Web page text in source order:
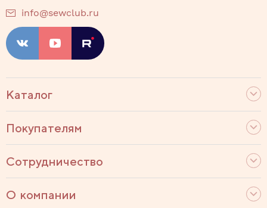
Каталог
Покупателям
Сотрудничество
О компании
info@sewclub.ru